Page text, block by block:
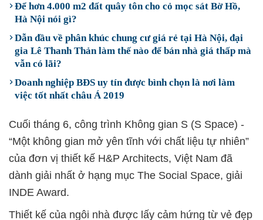
Để hơn 4.000 m2 đất quây tôn cho cỏ mọc sát Bờ Hồ,
Hà Nội nói gì?
Dẫn đầu về phân khúc chung cư giá rẻ tại Hà Nội, đại
gia Lê Thanh Thản làm thế nào để bán nhà giá thấp mà
vẫn có lãi?
Doanh nghiệp BĐS uy tín được bình chọn là nơi làm
việc tốt nhất châu Á 2019
Cuối tháng 6, công trình Không gian S (S Space) -
“Một không gian mở yên tĩnh với chất liệu tự nhiên”
của đơn vị thiết kế H&P Architects, Việt Nam đã
dành giải nhất ở hạng mục The Social Space, giải
INDE Award.
Thiết kế của ngôi nhà được lấy cảm hứng từ vẻ đẹp